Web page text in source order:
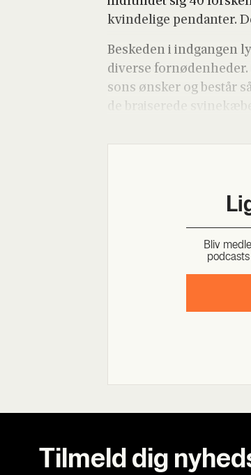
kvin­de­li­ge pen­dan­ter.
Beske­den i ind­gan­gen
diver­se
sons ønsker og består
Bliv
Tilmeld dig